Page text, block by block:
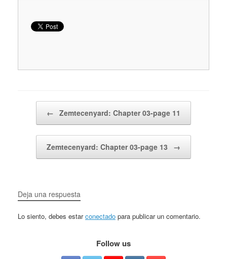
← Zemtecenyard: Chapter 03-page 11
Zemtecenyard: Chapter 03-page 13 →
Deja una respuesta
Lo siento, debes estarconectado para publicar un comentario.
Follow us